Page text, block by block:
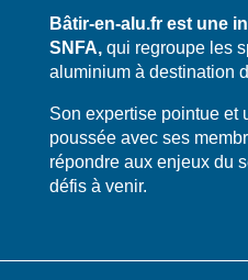
Bâtir-en-alu.fr est une
SNFA,qui regroupe les
aluminium à destination
​​Son expertise pointue et
poussée avec ses
répondre aux enjeux du
défis à venir.